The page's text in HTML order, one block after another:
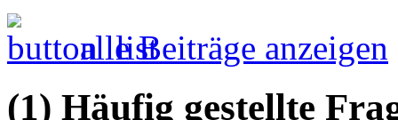
alle Beiträge anzeigen
(1) Häufig gestellte